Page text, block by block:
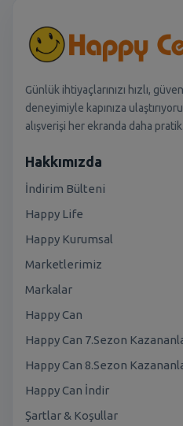
Günlük ihtiyaçlarınızı hızlı,
deneyimiyle kapınıza
alışverişi her ekranda daha pratik.
Hakkımızda
İndirim Bülteni
Happy Life
Happy Kurumsal
Marketlerimiz
Markalar
Happy Can
Happy Can 7.Sezon
Happy Can 8.Sezon
Happy Can İndir
Şartlar & Koşullar